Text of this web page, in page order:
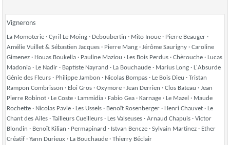
Vignerons
La Momoterie · Cyril Le Moing · Deboubertin · Mito Inoue · Pierre Beauger ·
Amélie Vuillet & Sébastien Jacques · Pierre Mang · Jérôme Saurigny · Caroline
Gimenez · Houas Boukella · Pauline Maziou · Les Bois Perdus · Chèrouche · Lucas
Madonia · Le Nadir · Baptiste Nayrand · La Bouchaude · Marius Long · L'Absurde
Génie des Fleurs · Philippe Jambon · Nicolas Bompas · Le Bois Dieu · Tristan
Rampon Combrisson · Eloi Gros · Oxymore · Jean Derrien · Clos Bateau · Jean
Pierre Robinot · Le Coste · Lammidia · Fabio Gea · Karnage · Le Mazel · Maude
Rochette · Nicolas Pavie · Les Ussels · Benoît Rosenberger · Henri Chauvet · Le
Chant des Ailes · Tailleurs Cueilleurs · Les Valseuses · Arnaud Chapuis · Victor
Blondin · Benoît Kilian · Permapinard · Istvan Bencze · Sylvain Martinez · Ether
Créatif · Yann Durieux · La Bouchaude · Thierry Béclair